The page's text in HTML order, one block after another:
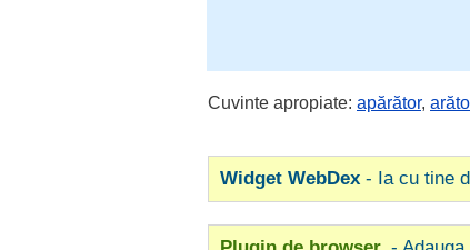
Cuvinte apropiate: apărător,
Widget WebDex - Ia cu tine